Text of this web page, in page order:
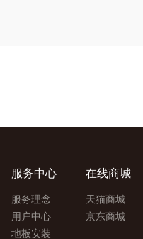
服务中心
服务理念
用户中心
地板安装
在线商城
天猫商城
京东商城